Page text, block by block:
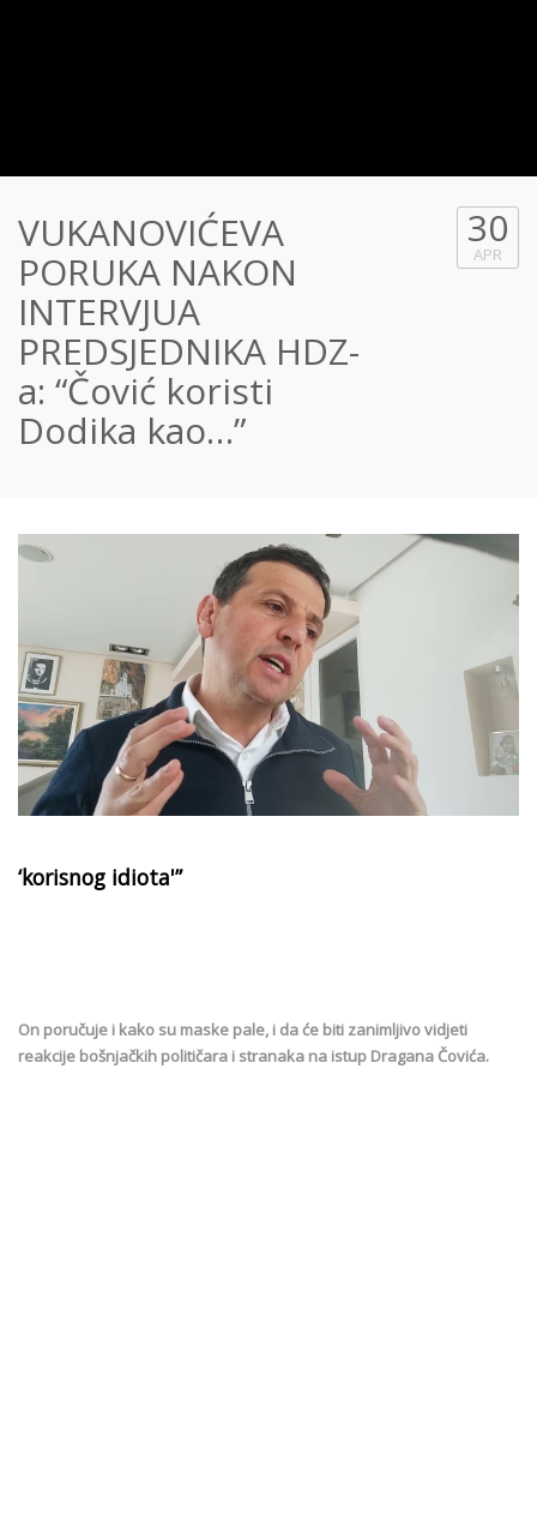
VUKANOVIĆEVA
PORUKA NAKON
INTERVJUA
PREDSJEDNIKA HDZ-
a: “Čović koristi
Dodika kao…”
30
APR
‘korisnog idiota'”
On poručuje i kako su maske pale, i da će biti zanimljivo vidjeti
reakcije bošnjačkih političara i stranaka na istup Dragana Čovića.